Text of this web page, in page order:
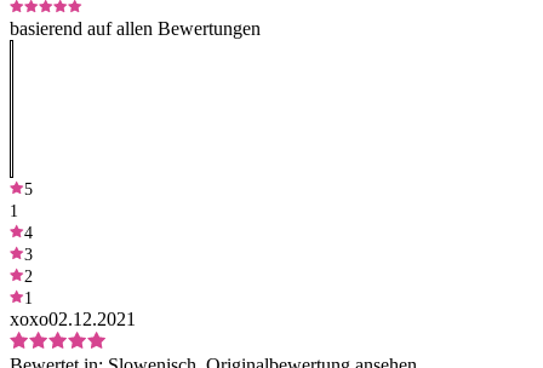
basierend auf allen Bewertungen
5
1
4
3
2
1
xoxo02.12.2021